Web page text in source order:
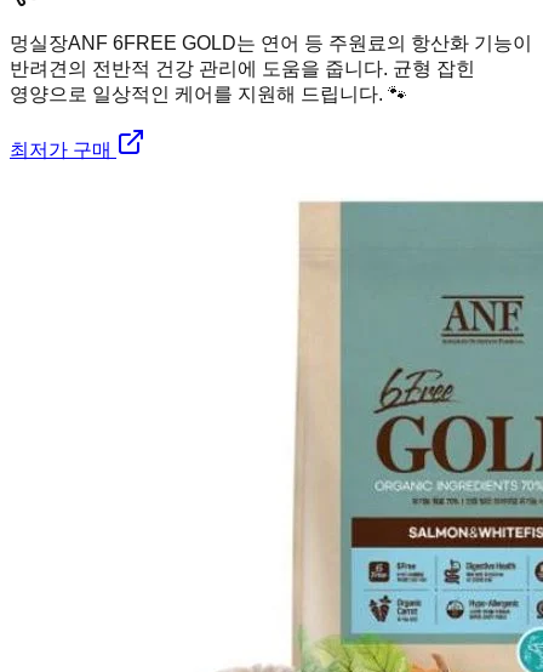
멍실장ANF 6FREE GOLD는 연어 등 주원료의 항산화 기능이
반려견의 전반적 건강 관리에 도움을 줍니다. 균형 잡힌
영양으로 일상적인 케어를 지원해 드립니다. 🐾
최저가 구매